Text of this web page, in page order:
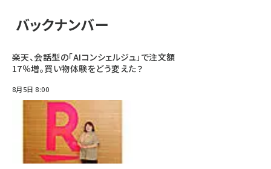
バックナンバー
楽天、会話型の「AIコンシェルジュ」で注文額
17％増。買い物体験をどう変えた？
8月5日 8:00